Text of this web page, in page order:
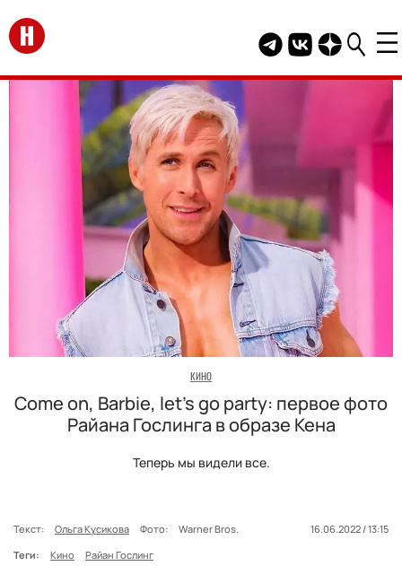
Перейти на главную
Telegram канал
Группа HELLO
Канал
КИНО
Come on, Barbie, let’s go party: первое фото
Райана Гослинга в образе Кена
Теперь мы видели все.
Текст: Ольга Кусикова Фото: Warner Bros.
16.06.2022 / 13:15
Теги:
Кино Райан Гослинг